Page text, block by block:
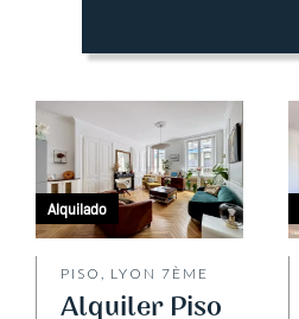
PISO, LYON 7ÈME
Alquiler Piso
Alquilado